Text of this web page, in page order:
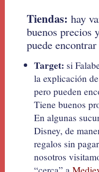
Tiendas: hay
buenos precios
puede
Target: si
la explicación
pero pueden
Tiene buenos
En algunas
Disney, de
regalos sin
nosotros